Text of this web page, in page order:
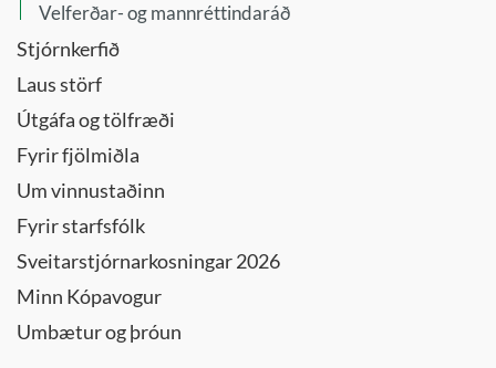
Velferðar- og mannréttindaráð
Stjórnkerfið
Laus störf
Útgáfa og tölfræði
Fyrir fjölmiðla
Um vinnustaðinn
Fyrir starfsfólk
Sveitarstjórnarkosningar 2026
Minn Kópavogur
Umbætur og þróun